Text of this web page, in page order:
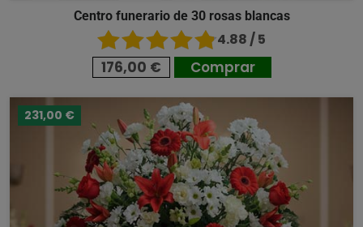
Centro funerario de 30 rosas blancas
4.88 / 5
176,00 € Comprar
231,00 €